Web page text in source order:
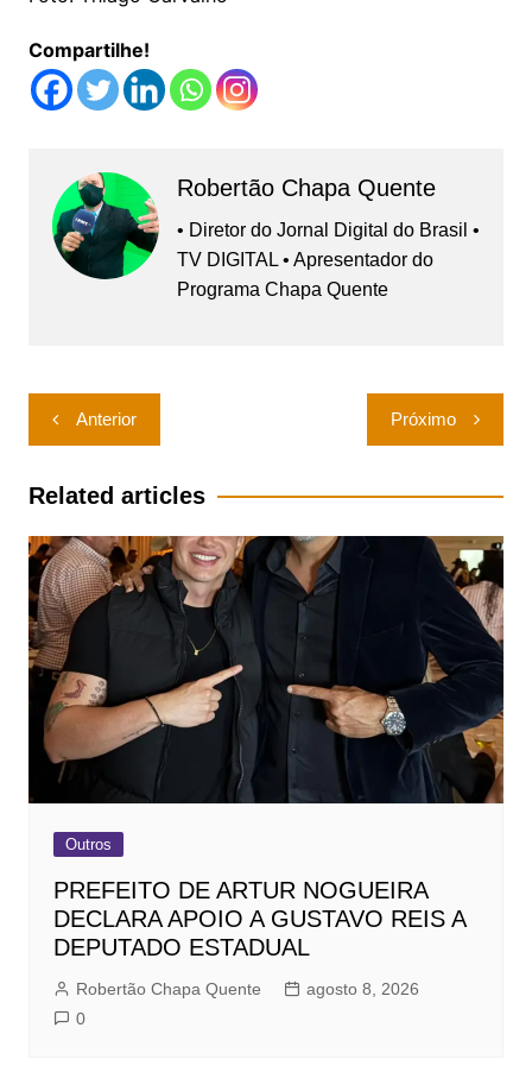
Compartilhe!
Robertão Chapa Quente
• Diretor do Jornal Digital do Brasil •
TV DIGITAL • Apresentador do
Programa Chapa Quente
Navegação
de
Post
Anterior Próximo
Related articles
Outros
PREFEITO DE ARTUR NOGUEIRA
DECLARA APOIO A GUSTAVO REIS A
DEPUTADO ESTADUAL
Robertão Chapa Quente
agosto 8, 2026
0